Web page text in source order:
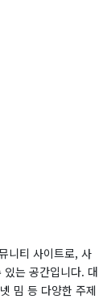
니티 사이트로, 사
는 공간입니다. 대
밈 등 다양한 주제